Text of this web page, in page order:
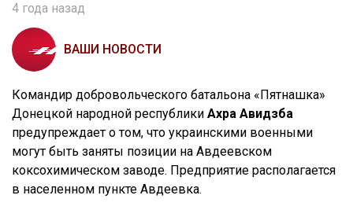
4 года назад
ВАШИ НОВОСТИ
Командир добровольческого батальона «Пятнашка»
Донецкой народной республики Ахра Авидзба
предупреждает о том, что украинскими военными
могут быть заняты позиции на Авдеевском
коксохимическом заводе. Предприятие располагается
в населенном пункте Авдеевка.